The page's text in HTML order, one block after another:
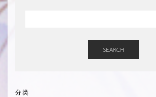
SEARCH
分类